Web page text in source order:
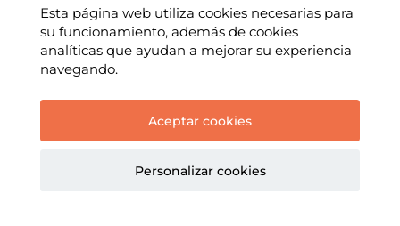
Esta página web utiliza cookies necesarias para
su funcionamiento, además de cookies
analíticas que ayudan a mejorar su experiencia
navegando.
Aceptar cookies
Personalizar cookies